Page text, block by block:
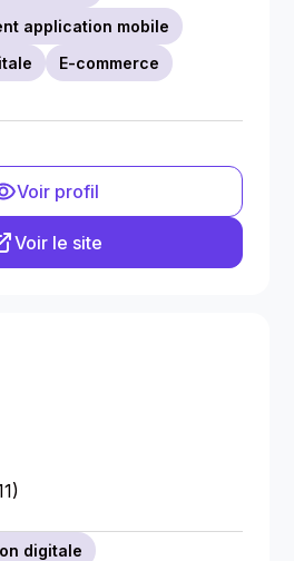
application mobile
E-commerce
Voir profil
Voir le site
)
digitale